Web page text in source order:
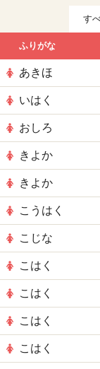
す
ふりがな
あきほ
いはく
おしろ
きよか
きよか
こうはく
こじな
こはく
こはく
こはく
こはく